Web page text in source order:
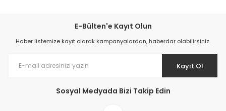
E-Bülten'e Kayıt Olun
Haber listemize kayıt olarak kampanyalardan, haberdar olabilirsiniz.
Kayıt Ol
Sosyal Medyada Bizi Takip Edin